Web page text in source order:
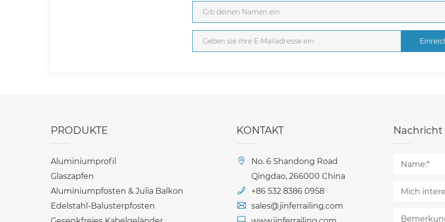
PRODUKTE
Aluminiumprofil
Glaszapfen
Aluminiumpfosten & Julia Balkon
Edelstahl-Balusterpfosten
KONTAKT
No. 6 Shandong Road
Qingdao, 266000 China
+86 532 8386 0958
sales@jinferrailing.com
Nachricht